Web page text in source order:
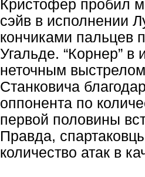
Кристофер пробил
сэйв в исполнении
кончиками пальцев
Угальде. “Корнер”
неточным
Станковича
оппонента по
первой половины
Правда,
количество атак в